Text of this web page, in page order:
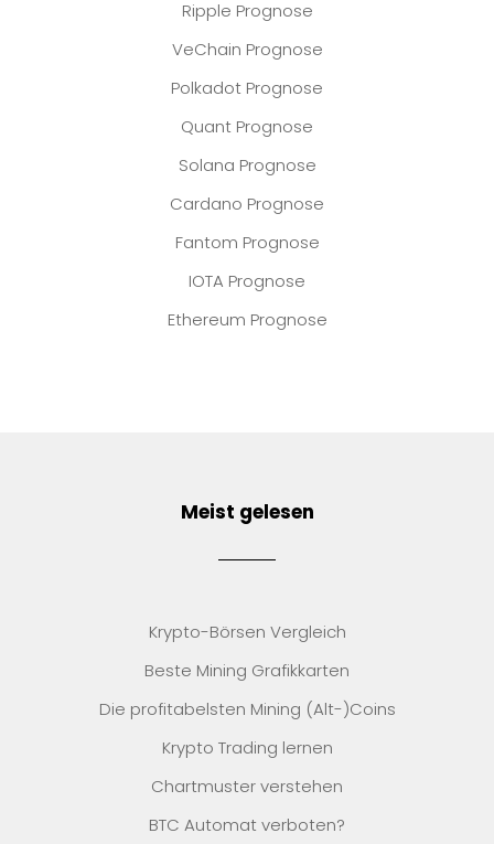
Ripple Prognose
VeChain Prognose
Polkadot Prognose
Quant Prognose
Solana Prognose
Cardano Prognose
Fantom Prognose
IOTA Prognose
Ethereum Prognose
Meist gelesen
Krypto-Börsen Vergleich
Beste Mining Grafikkarten
Die profitabelsten Mining (Alt-)Coins
Krypto Trading lernen
Chartmuster verstehen
BTC Automat verboten?